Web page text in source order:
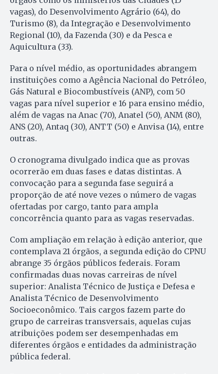
vagas), do Desenvolvimento Agrário (64), do
Turismo (8), da Integração e Desenvolvimento
Regional (10), da Fazenda (30) e da Pesca e
Aquicultura (33).
Para o nível médio, as oportunidades abrangem
instituições como a Agência Nacional do Petróleo,
Gás Natural e Biocombustíveis (ANP), com 50
vagas para nível superior e 16 para ensino médio,
além de vagas na Anac (70), Anatel (50), ANM (80),
ANS (20), Antaq (30), ANTT (50) e Anvisa (14), entre
outras.
O cronograma divulgado indica que as provas
ocorrerão em duas fases e datas distintas. A
convocação para a segunda fase seguirá a
proporção de até nove vezes o número de vagas
ofertadas por cargo, tanto para ampla
concorrência quanto para as vagas reservadas.
Com ampliação em relação à edição anterior, que
contemplava 21 órgãos, a segunda edição do CPNU
abrange 35 órgãos públicos federais. Foram
confirmadas duas novas carreiras de nível
superior: Analista Técnico de Justiça e Defesa e
Analista Técnico de Desenvolvimento
Socioeconômico. Tais cargos fazem parte do
grupo de carreiras transversais, aquelas cujas
atribuições podem ser desempenhadas em
diferentes órgãos e entidades da administração
pública federal.